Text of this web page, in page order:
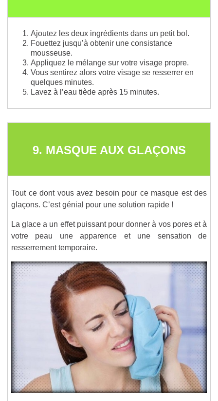
Ajoutez les deux ingrédients dans un petit bol.
Fouettez jusqu’à obtenir une consistance
mousseuse.
Appliquez le mélange sur votre visage propre.
Vous sentirez alors votre visage se resserrer en
quelques minutes.
Lavez à l’eau tiède après 15 minutes.
9. MASQUE AUX GLAÇONS
Tout ce dont vous avez besoin pour ce masque est des
glaçons. C’est génial pour une solution rapide !
La glace a un effet puissant pour donner à vos pores et à
votre peau une apparence et une sensation de
resserrement temporaire.